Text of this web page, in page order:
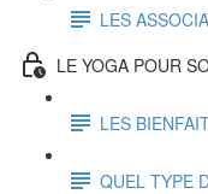
LES
LE YOGA POUR
LES
QUEL TYPE